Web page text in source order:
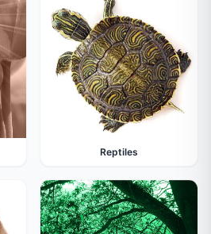
Reptiles